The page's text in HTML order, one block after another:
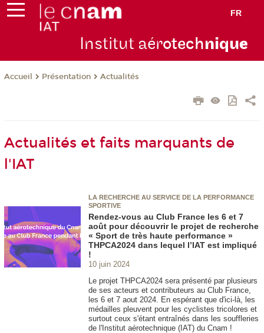
FR
Institut aérotechnique
Accueil Présentation Actualités
Actualités et faits marquants de
l'IAT
LA RECHERCHE AU SERVICE DE LA PERFORMANCE
SPORTIVE
Rendez-vous au Club France les 6 et 7
août pour découvrir le projet de recherche
« Sport de très haute performance »
THPCA2024 dans lequel l’IAT est impliqué
!
10 juin 2024
Le projet THPCA2024 sera présenté par plusieurs
de ses acteurs et contributeurs au Club France,
les 6 et 7 aout 2024. En espérant que d'ici-là, les
médailles pleuvent pour les cyclistes tricolores et
surtout ceux s'étant entraînés dans les souffleries
de l'Institut aérotechnique (IAT) du Cnam !